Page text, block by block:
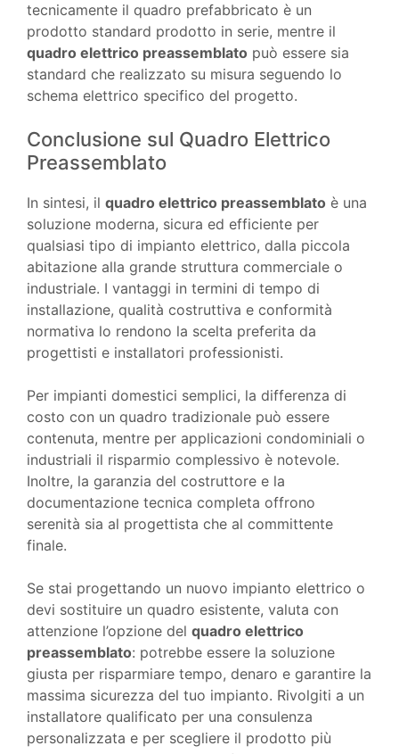
tecnicamente il quadro prefabbricato è un
prodotto standard prodotto in serie, mentre il
quadro elettrico preassemblato può essere sia
standard che realizzato su misura seguendo lo
schema elettrico specifico del progetto.
Conclusione sul Quadro Elettrico
Preassemblato
In sintesi, il quadro elettrico preassemblato è una
soluzione moderna, sicura ed efficiente per
qualsiasi tipo di impianto elettrico, dalla piccola
abitazione alla grande struttura commerciale o
industriale. I vantaggi in termini di tempo di
installazione, qualità costruttiva e conformità
normativa lo rendono la scelta preferita da
progettisti e installatori professionisti.
Per impianti domestici semplici, la differenza di
costo con un quadro tradizionale può essere
contenuta, mentre per applicazioni condominiali o
industriali il risparmio complessivo è notevole.
Inoltre, la garanzia del costruttore e la
documentazione tecnica completa offrono
serenità sia al progettista che al committente
finale.
Se stai progettando un nuovo impianto elettrico o
devi sostituire un quadro esistente, valuta con
attenzione l’opzione del quadro elettrico
preassemblato: potrebbe essere la soluzione
giusta per risparmiare tempo, denaro e garantire la
massima sicurezza del tuo impianto. Rivolgiti a un
installatore qualificato per una consulenza
personalizzata e per scegliere il prodotto più